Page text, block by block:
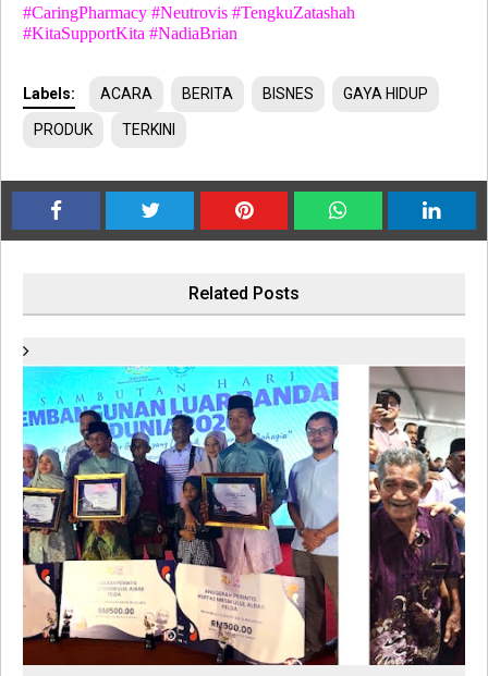
#CaringPharmacy #Neutrovis #TengkuZatashah
#KitaSupportKita #NadiaBrian
Labels: ACARA BERITA BISNES GAYA HIDUP
PRODUK TERKINI
Related Posts